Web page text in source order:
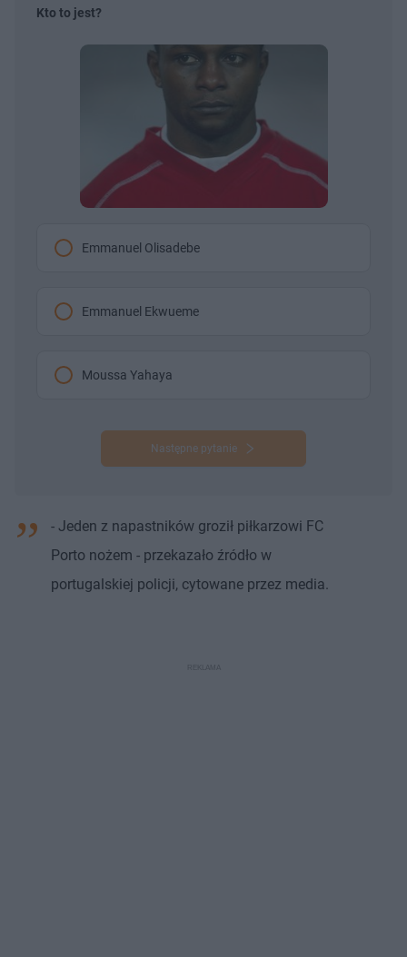
Kto to jest?
Emmanuel Olisadebe
Emmanuel Ekwueme
Moussa Yahaya
Następne pytanie
- Jeden z napastników groził piłkarzowi FC
Porto nożem - przekazało źródło w
portugalskiej policji, cytowane przez media.